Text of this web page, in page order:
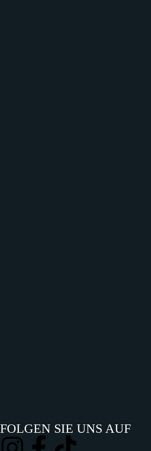
FOLGEN SIE UNS AUF